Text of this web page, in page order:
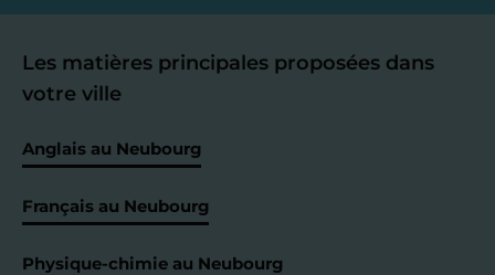
Les matières principales proposées dans
votre ville
Anglais au Neubourg
Français au Neubourg
Physique-chimie au Neubourg